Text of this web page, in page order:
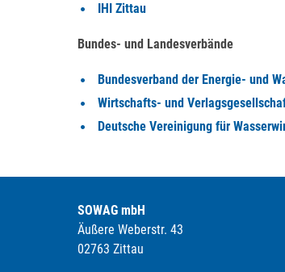
IHI Zittau
Bundes-und Landesverbände
Bundesverband der Energie- und
Wirtschafts- und
Deutsche Vereinigung für
SOWAG mbH
Äußere Weberstr. 43
02763 Zittau